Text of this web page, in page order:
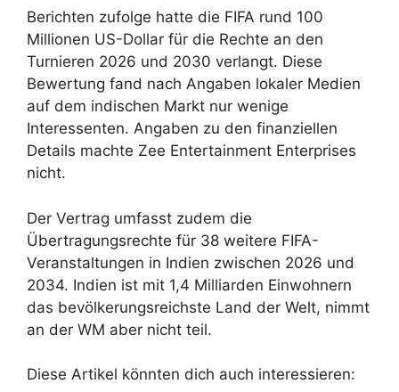
Berichten zufolge hatte die FIFA rund 100
Millionen US-Dollar für die Rechte an den
Turnieren 2026 und 2030 verlangt. Diese
Bewertung fand nach Angaben lokaler Medien
auf dem indischen Markt nur wenige
Interessenten. Angaben zu den finanziellen
Details machte Zee Entertainment Enterprises
nicht.
Der Vertrag umfasst zudem die
Übertragungsrechte für 38 weitere FIFA-
Veranstaltungen in Indien zwischen 2026 und
2034. Indien ist mit 1,4 Milliarden Einwohnern
das bevölkerungsreichste Land der Welt, nimmt
an der WM aber nicht teil.
Diese Artikel könnten dich auch interessieren: